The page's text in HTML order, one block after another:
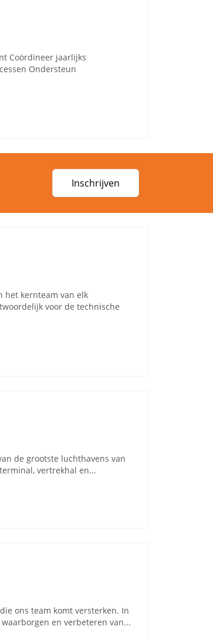
Coördineer jaarlijks
Ondersteun
Inschrijven
het kernteam van elk
voor de technische
de grootste luchthavens van
vertrekhal en...
ons team komt versterken. In
en verbeteren van...